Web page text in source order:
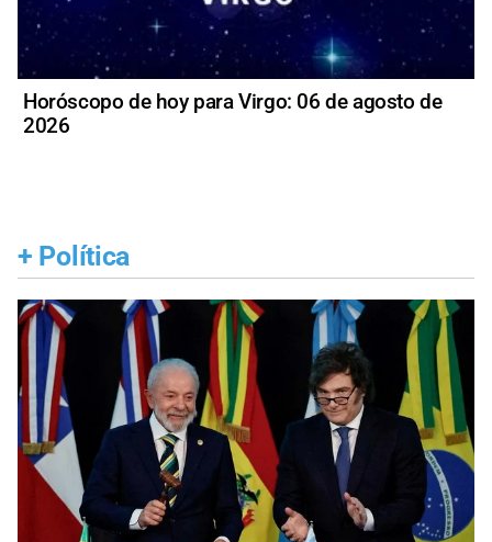
Horóscopo de hoy para Virgo: 06 de agosto de
2026
+ Política